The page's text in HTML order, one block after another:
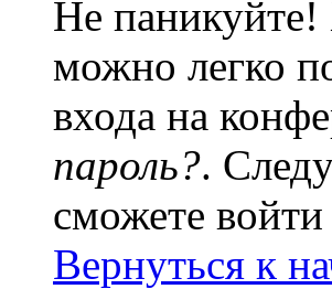
Не паникуйте!
можно легко
входа на
пароль?.
сможете
Вернуться к